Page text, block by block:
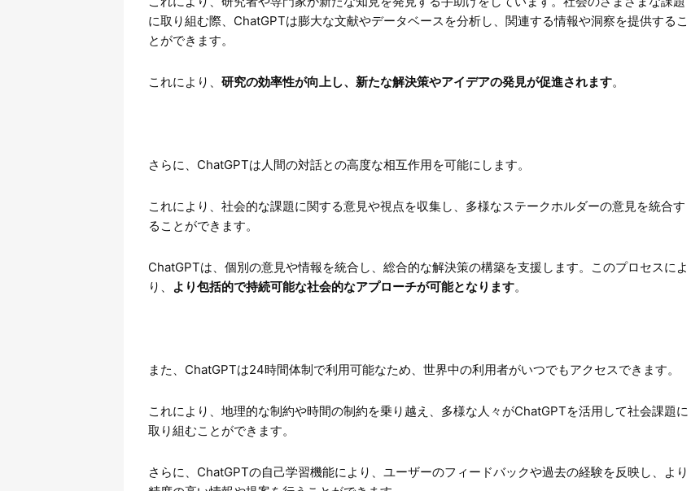
に取り組む際、ChatGPTは膨大な文献やデータベースを分析し、関連する情報や洞察を提供するこ
とができます。
これにより、 研究の効率性が向上し、新たな解決策やアイデアの発見が促進されます。
さらに、ChatGPTは人間の対話との高度な相互作用を可能にします。
これにより、社会的な課題に関する意見や視点を収集し、多様なステークホルダーの意見を統合す
ることができます。
ChatGPTは、個別の意見や情報を統合し、総合的な解決策の構築を支援します。このプロセスによ
り、
より包括的で持続可能な社会的なアプローチが可能となります。
また、ChatGPTは24時間体制で利用可能なため、世界中の利用者がいつでもアクセスできます。
これにより、地理的な制約や時間の制約を乗り越え、多様な人々がChatGPTを活用して社会課題に
取り組むことができます。
さらに、ChatGPTの自己学習機能により、ユーザーのフィードバックや過去の経験を反映し、より